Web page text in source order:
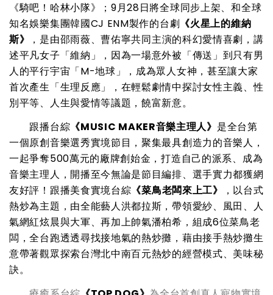
《騎吧！哈林小隊》；9月28日將全球同步上架、和全球
知名娛樂集團韓國CJ ENM製作的台劇 《火星上的維納
斯》
，是由邵雨薇、曹佑寧共同主演的科幻愛情喜劇，講
述平凡女子「維納」，因為一場意外被「傳送」到只有男
人的平行宇宙「M-地球」，成為眾人女神，甚至讓大家
首次產生「生理反應」，在輕鬆劇情中探討女性主義、性
別平等、人生與愛情等議題，饒富新意。
跟播台綜 《MUSIC MAKER音樂主理人》 是全台第
一個原創音樂選秀實境節目，聚集最具創造力的音樂人，
一起爭奪500萬元的廠牌創始金，打造自己的派系、成為
音樂主理人，開播至今無論是節目編排、選手實力都獲網
友好評！跟播美食實境台綜 《菜鳥老闆來上工》
，以台式
熱炒為主題，由全能藝人洪都拉斯，帶領愛紗、風田、人
氣網紅炫晨與大軍、再加上帥氣潘柏希，組成6位菜鳥老
闆，全台跑透透尋找接地氣的熱炒攤，藉由接手熱炒攤生
意帶著觀眾探索台灣北中南百元熱炒的經營模式、美味秘
訣。